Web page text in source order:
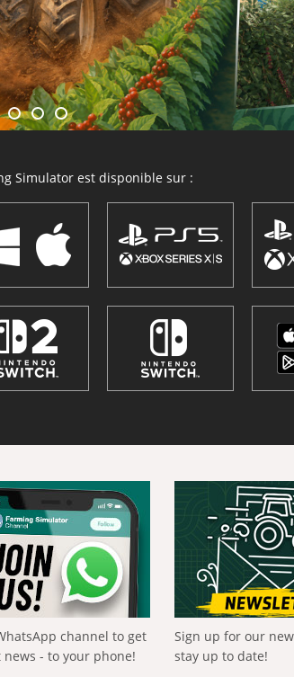
Simulator est disponible sur :
channel to get
- to your phone!
Sign up for our
stay up to date!